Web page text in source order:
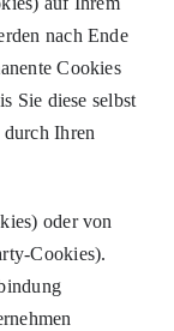
nach Ende
Cookies
Sie diese selbst
Ihren
oder von
Cookies).